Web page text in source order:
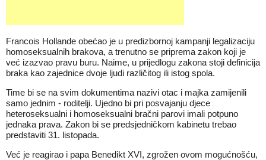
Francois Hollande obećao je u predizbornoj kampanji legalizaciju
homoseksualnih brakova, a trenutno se priprema zakon koji je
već izazvao pravu buru. Naime, u prijedlogu zakona stoji definicija
braka kao zajednice dvoje ljudi različitog ili istog spola.
Time bi se na svim dokumentima nazivi otac i majka zamijenili
samo jednim - roditelji. Ujedno bi pri posvajanju djece
heteroseksualni i homoseksualni bračni parovi imali potpuno
jednaka prava. Zakon bi se predsjedničkom kabinetu trebao
predstaviti 31. listopada.
Već je reagirao i papa Benedikt XVI, zgrožen ovom mogućnošću,